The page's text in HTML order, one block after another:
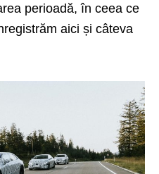
perioadă, în ceea ce
aici și câteva